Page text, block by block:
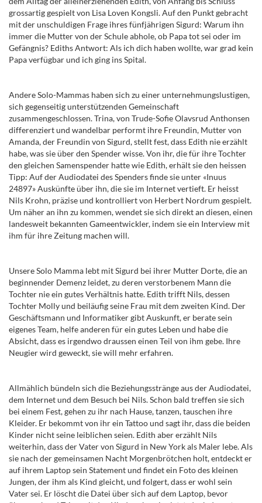
grossartig gespielt von Lisa Loven Kongsli. Auf den Punkt gebracht
mit der unschuldigen Frage ihres fünfjährigen Sigurd: Warum ihn
immer die Mutter von der Schule abhole, ob Papa tot sei oder im
Gefängnis? Ediths Antwort: Als ich dich haben wollte, war grad kein
Papa verfügbar und ich ging ins Spital.
Andere Solo-Mammas haben sich zu einer unternehmungslustigen,
sich gegenseitig unterstützenden Gemeinschaft
zusammengeschlossen. Trina, von Trude-Sofie Olavsrud Anthonsen
differenziert und wandelbar performt ihre Freundin, Mutter von
Amanda, der Freundin von Sigurd, stellt fest, dass Edith nie erzählt
habe, was sie über den Spender wisse. Von ihr, die für ihre Tochter
den gleichen Samenspender hatte wie Edith, erhält sie den heissen
Tipp: Auf der Audiodatei des Spenders finde sie unter «Inuus
24897» Auskünfte über ihn, die sie im Internet vertieft. Er heisst
Nils Krohn, präzise und kontrolliert von Herbert Nordrum gespielt.
Um näher an ihn zu kommen, wendet sie sich direkt an diesen, einen
landesweit bekannten Gameentwickler, indem sie ein Interview mit
ihm für ihre Zeitung machen will.
Unsere Solo Mamma lebt mit Sigurd bei ihrer Mutter Dorte, die an
beginnender Demenz leidet, zu deren verstorbenem Mann die
Tochter nie ein gutes Verhältnis hatte. Edith trifft Nils, dessen
Tochter Molly und beiläufig seine Frau mit dem zweiten Kind. Der
Geschäftsmann und Informatiker gibt Auskunft, er berate sein
eigenes Team, helfe anderen für ein gutes Leben und habe die
Absicht, dass es irgendwo draussen einen Teil von ihm gebe. Ihre
Neugier wird geweckt, sie will mehr erfahren.
Allmählich bündeln sich die Beziehungsstränge aus der Audiodatei,
dem Internet und dem Besuch bei Nils. Schon bald treffen sie sich
bei einem Fest, gehen zu ihr nach Hause, tanzen, tauschen ihre
Kleider. Er bekommt von ihr ein Tattoo und sagt ihr, dass die beiden
Kinder nicht seine leiblichen seien. Edith aber erzählt Nils
weiterhin, dass der Vater von Sigurd in New York als Maler lebe. Als
sie nach der gemeinsamen Nacht Morgenbrötchen holt, entdeckt er
auf ihrem Laptop sein Statement und findet ein Foto des kleinen
Jungen, der ihm als Kind gleicht, und folgert, dass er wohl sein
Vater sei. Er löscht die Datei über sich auf dem Laptop, bevor